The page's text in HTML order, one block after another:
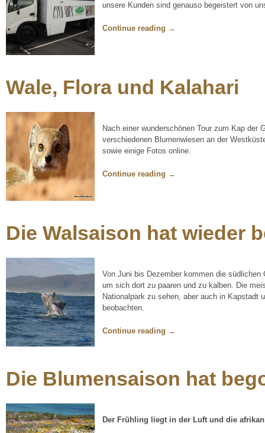
unsere Kunden sind genauso begeistert von
Continue reading →
Wale, Flora und Kalahari
Nach einer wunderschönen Tour zum Kap der
verschiedenen Blumenwiesen an der
sowie einige Fotos online.
Continue reading →
Die Walsaison hat wieder
Von Juni bis Dezember kommen die
um sich dort zu paaren und zu kalben. Die
Nationalpark zu sehen, aber auch in Kapstadt
beobachten.
Continue reading →
Die Blumensaison hat
Der Frühling liegt in der Luft und die